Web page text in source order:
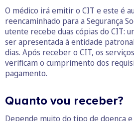
O médico irá emitir o CIT e este é
reencaminhado para a Segurança
utente recebe duas cópias do CIT:
ser apresentada à entidade
dias. Após receber o CIT, os
verificam o cumprimento dos
pagamento.
Quanto vou receber?
Depende muito do tipo de doença e